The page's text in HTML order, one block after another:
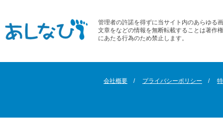
管理者の許諾を得ずに当サイト内のあらゆる
文章をなどの情報を無断転載することは著作
にあたる行為のため禁止します。
会社概要 プライバシーポリシー